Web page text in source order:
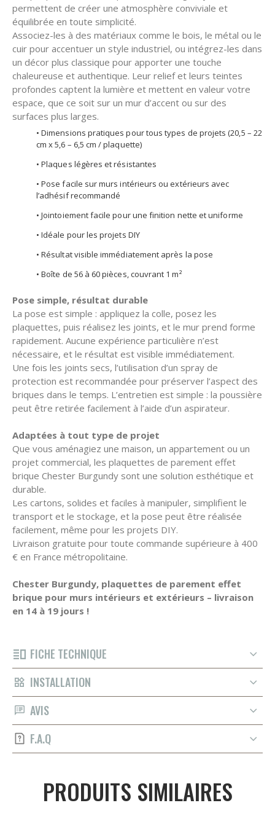
permettent de créer une atmosphère conviviale et
équilibrée en toute simplicité.
Associez-les à des matériaux comme le bois, le métal ou le
cuir pour accentuer un style industriel, ou intégrez-les dans
un décor plus classique pour apporter une touche
chaleureuse et authentique. Leur relief et leurs teintes
profondes captent la lumière et mettent en valeur votre
espace, que ce soit sur un mur d’accent ou sur des
surfaces plus larges.
• Dimensions pratiques pour tous types de projets (20,5 – 22
cm x 5,6 – 6,5 cm / plaquette)
• Plaques légères et résistantes
• Pose facile sur murs intérieurs ou extérieurs avec
l’adhésif recommandé
• Jointoiement facile pour une finition nette et uniforme
• Idéale pour les projets DIY
• Résultat visible immédiatement après la pose
• Boîte de 56 à 60 pièces, couvrant 1 m²
Pose simple, résultat durable
La pose est simple : appliquez la colle, posez les
plaquettes, puis réalisez les joints, et le mur prend forme
rapidement. Aucune expérience particulière n’est
nécessaire, et le résultat est visible immédiatement.
Une fois les joints secs, l’utilisation d’un spray de
protection est recommandée pour préserver l’aspect des
briques dans le temps. L’entretien est simple : la poussière
peut être retirée facilement à l’aide d’un aspirateur.
Adaptées à tout type de projet
Que vous aménagiez une maison, un appartement ou un
projet commercial, les plaquettes de parement effet
brique Chester Burgundy sont une solution esthétique et
durable.
Les cartons, solides et faciles à manipuler, simplifient le
transport et le stockage, et la pose peut être réalisée
facilement, même pour les projets DIY.
Livraison gratuite pour toute commande supérieure à 400
€ en France métropolitaine.
Chester Burgundy, plaquettes de parement effet
brique pour murs intérieurs et extérieurs – livraison
en 14 à 19 jours !
FICHE TECHNIQUE
INSTALLATION
AVIS
F.A.Q
PRODUITS SIMILAIRES